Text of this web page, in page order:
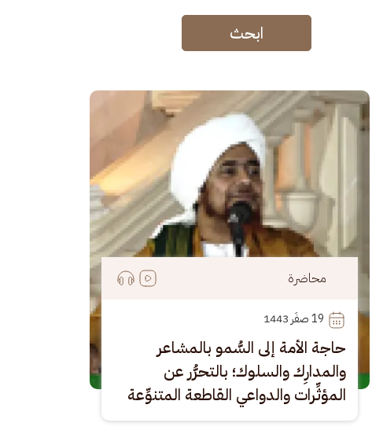
ابحث
الصورة
محاضرة
19
حاجة الأمة إلى السُّمو بالمشاعر
والمدارِك والسلوك؛ بالتحرُّر عن
المؤثِّرات والدواعي القاطعة المتنوِّعة